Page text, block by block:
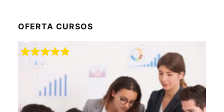
OFERTA CURSOS
Rated